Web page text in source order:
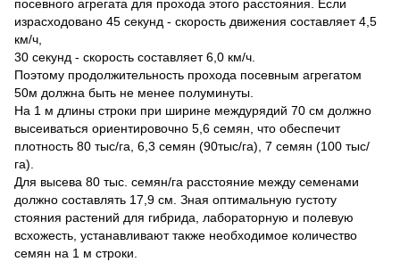
посевного агрегата для прохода этого расстояния. Если
израсходовано 45 секунд - скорость движения составляет 4,5
км/ч,
30 секунд - скорость составляет 6,0 км/ч.
Поэтому продолжительность прохода посевным агрегатом
50м должна быть не менее полуминуты.
На 1 м длины строки при ширине междурядий 70 см должно
высеиваться ориентировочно 5,6 семян, что обеспечит
плотность 80 тыс/га, 6,3 семян (90тыс/га), 7 семян (100 тыс/
га).
Для высева 80 тыс. семян/га расстояние между семенами
должно составлять 17,9 см. Зная оптимальную густоту
стояния растений для гибрида, лабораторную и полевую
всхожесть, устанавливают также необходимое количество
семян на 1 м строки.